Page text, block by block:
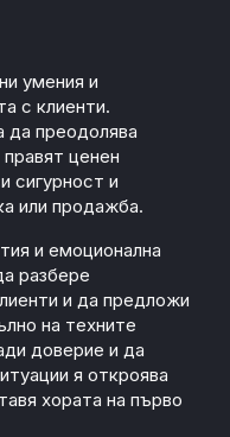
умения и
с клиенти.
да преодолява
ценен
сигурност и
или продажба.
и емоционална
разбере
и да предложи
на техните
доверие и да
я откроява
хората на първо